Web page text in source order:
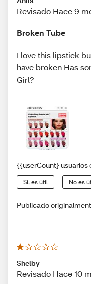
Revisado Hace 9
Broken Tube
I love this lipstick
have broken Has
Girl?
{{userCount} usuarios
Sí, es útil No es
Publicado
Shelby
Revisado Hace 10